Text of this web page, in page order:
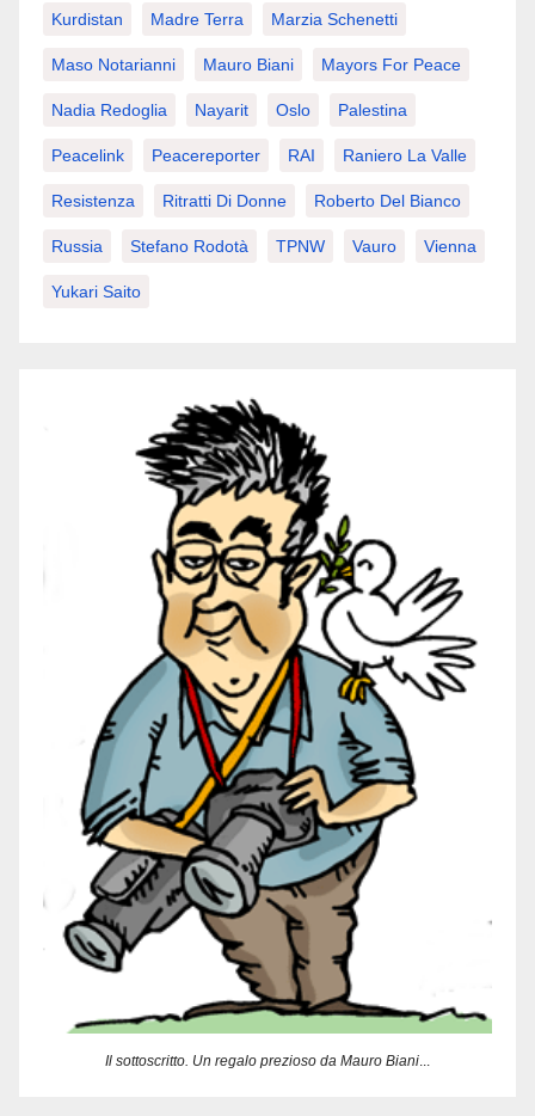
Kurdistan Madre Terra Marzia Schenetti
Maso Notarianni Mauro Biani Mayors For Peace
Nadia Redoglia Nayarit Oslo Palestina
Peacelink Peacereporter RAI Raniero La Valle
Resistenza Ritratti Di Donne Roberto Del Bianco
Russia Stefano Rodotà TPNW Vauro Vienna
Yukari Saito
Il sottoscritto. Un regalo prezioso da Mauro Biani...